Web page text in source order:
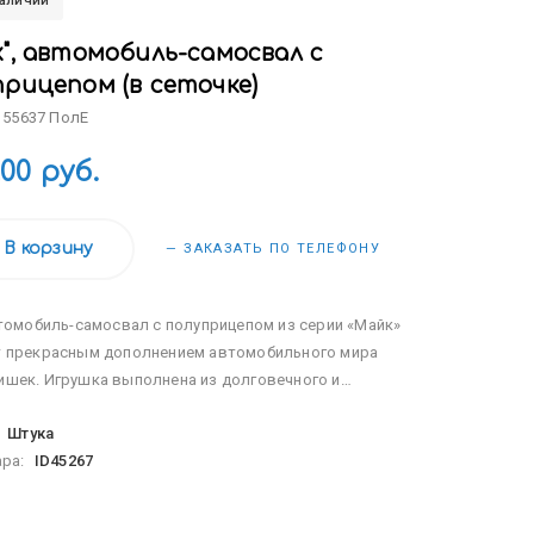
автомобиль-самосвал с
(в сеточке)
ПолЕ
руб.
В корзину — ЗАКАЗАТЬ ПО ТЕЛЕФОНУ
самосвал с полуприцепом из серии «Майк»
прекрасным дополнением автомобильного мира
Игрушка выполнена из долговечного и
в играх дома и на свежем воздухе. Вмести...
Штука
ID45267